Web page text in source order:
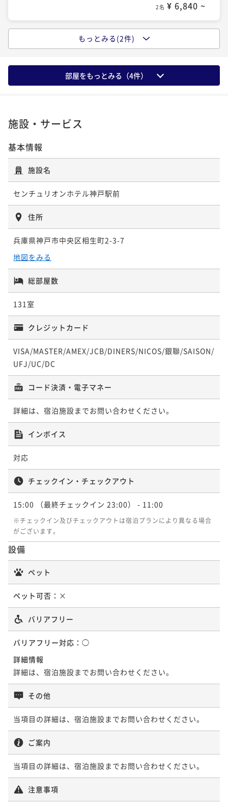
2名 ¥ 6,840 ~
◆朝食ビュッフェ付◆ご飯がすすむ彩り小鉢や「神
現地決済可 事前決済可
IN 15:00 - 29:00 OUT11:00
ポイント即利用で最大5％OFF
◇素泊り◇【清掃なし】働く人応援☆2泊以上でお得に
エコに！期間限定☆連泊プラン！《神戸駅徒歩2分》
素泊まり 現地決済可
ポイント即利用で
もっとみる(2件)
部屋をもっとみる（4件）
施設・サービス
基本情報
施設名
センチュリオンホテル神戸駅前
住所
兵庫県神戸市中央区相生町2-3-7
地図をみる
総部屋数
131室
クレジットカード
VISA/MASTER/AMEX/JCB/DINERS/NICOS/銀聯/SAISON/
UFJ/UC/DC
コード決済・電子マネー
詳細は、宿泊施設までお問い合わせください。
インボイス
対応
チェックイン・チェックアウト
15:00 （最終チェックイン 23:00） - 11:00
※チェックイン及びチェックアウトは宿泊プランにより異なる場合
がございます。
設備
ペット
ペット可否： ×
バリアフリー
バリアフリー対応： ◯
詳細情報
詳細は、宿泊施設までお問い合わせください。
その他
当項目の詳細は、宿泊施設までお問い合わせください。
ご案内
当項目の詳細は、宿泊施設までお問い合わせください。
注意事項